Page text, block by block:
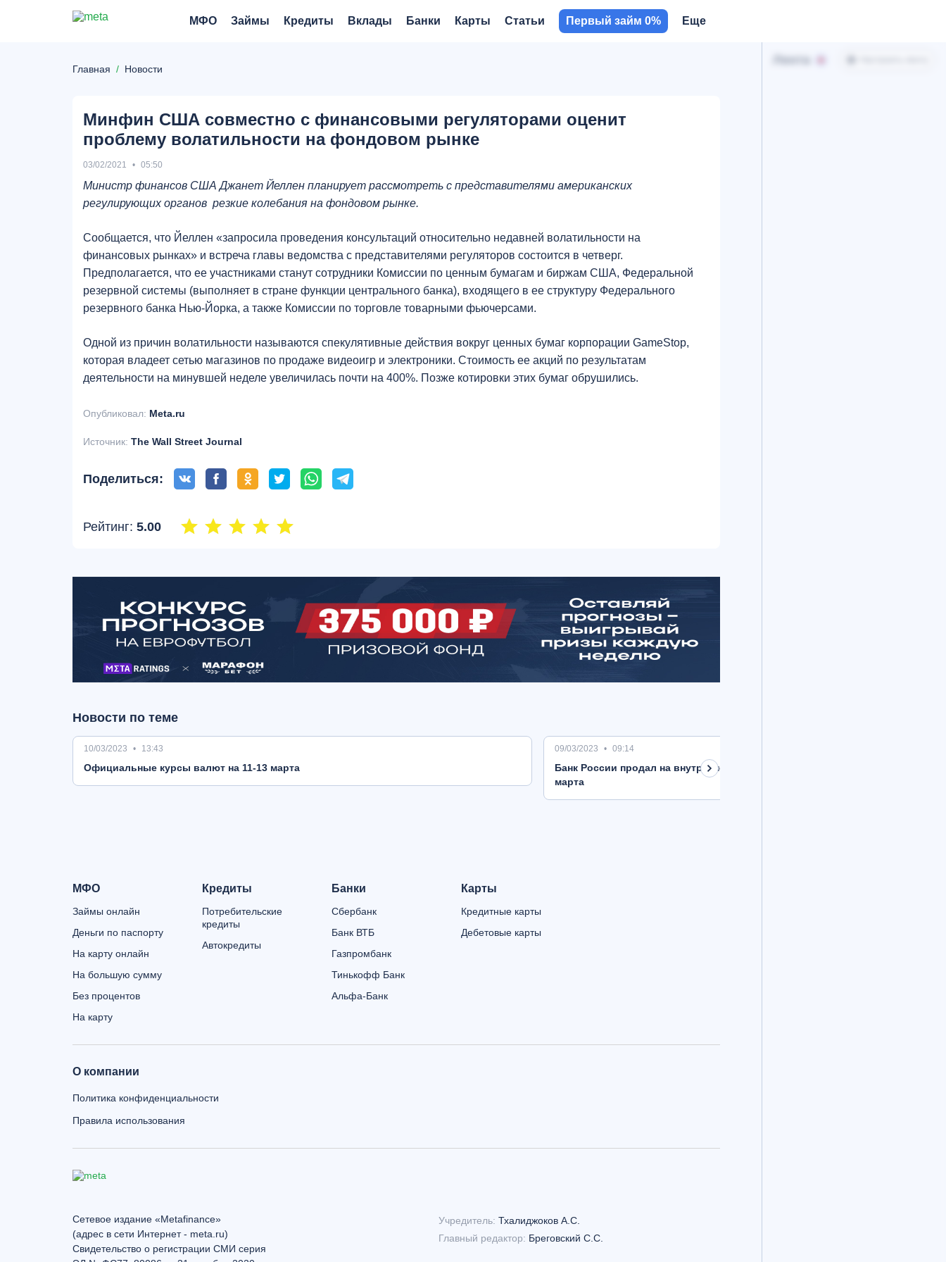
МФО Займы Кредиты Вклады Банки Карты Статьи Первый займ 0% Еще
Главная Новости
Минфин США совместно с финансовыми регуляторами оценит
проблему волатильности на фондовом рынке
03/02/2021 05:50
Министр финансов США Джанет Йеллен планирует рассмотреть с представителями американских
регулирующих органов резкие колебания на фондовом рынке.
Сообщается, что Йеллен «запросила проведения консультаций относительно недавней волатильности на
финансовых рынках» и встреча главы ведомства с представителями регуляторов состоится в четверг.
Предполагается, что ее участниками станут сотрудники Комиссии по ценным бумагам и биржам США, Федеральной
резервной системы (выполняет в стране функции центрального банка), входящего в ее структуру Федерального
резервного банка Нью-Йорка, а также Комиссии по торговле товарными фьючерсами.
Одной из причин волатильности называются спекулятивные действия вокруг ценных бумаг корпорации GameStop,
которая владеет сетью магазинов по продаже видеоигр и электроники. Стоимость ее акций по результатам
деятельности на минувшей неделе увеличилась почти на 400%. Позже котировки этих бумаг обрушились.
Опубликовал: Meta.ru
Источник: The Wall Street Journal
Поделиться:
Рейтинг: 5.00
Новости по теме
10/03/2023 13:43
Oфициальные курсы валют на 11-13 марта
09/03/2023 09:14
Банк России продал на внутреннем рынке валюту на 8,9 млрд рублей с
марта
МФО
Займы онлайн
Деньги по паспорту
На карту онлайн
На большую сумму
Без процентов
На карту
Кредиты
Потребительские
кредиты
Автокредиты
Банки
Сбербанк
Банк ВТБ
Газпромбанк
Тинькофф Банк
Альфа-Банк
Карты
Кредитные карты
Дебетовые карты
О компании
Политика конфиденциальности
Правила использования
Сетевое издание «Metafinance»
(адрес в сети Интернет - meta.ru)
Свидетельство о регистрации СМИ серия
Учредитель: Тхалиджоков А.С.
Главный редактор: Бреговский С.С.
Лента